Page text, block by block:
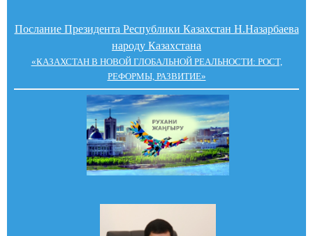
Послание Президента Республики Казахстан Н.Назарбаева
народу Казахстана
«КАЗАХСТАН В НОВОЙ ГЛОБАЛЬНОЙ РЕАЛЬНОСТИ: РОСТ,
РЕФОРМЫ, РАЗВИТИЕ»